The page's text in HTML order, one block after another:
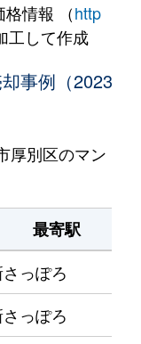
情報 （http
工して作成
事例（2023
厚別区のマン
最寄駅
っぽろ
っぽろ